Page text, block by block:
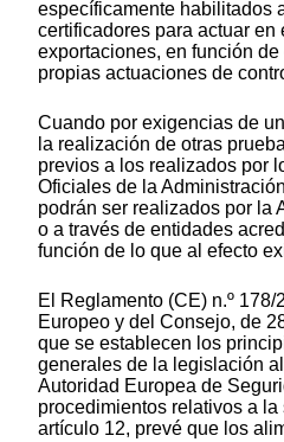
específicamente habilitados
certificadores para actuar en
exportaciones, en función
propias actuaciones de
Cuando por exigencias de
la realización de otras
previos a los realizados por
Oficiales de la
podrán ser realizados por la
o a través de entidades
función de lo que al efecto
El Reglamento (CE) n.º
Europeo y del Consejo, de
que se establecen los
generales de la legislación
Autoridad Europea de
procedimientos relativos a
artículo 12, prevé que los